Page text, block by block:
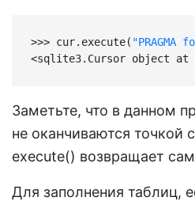
>>> cur.execute( "PRAGMA
<sqlite3.Cursor object at
Заметьте, что в данном
не оканчиваются точкой
execute() возвращает
Для заполнения таблиц,